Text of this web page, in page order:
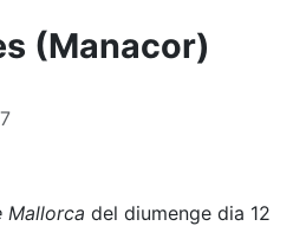
(Manacor)
Mallorca del diumenge dia 12